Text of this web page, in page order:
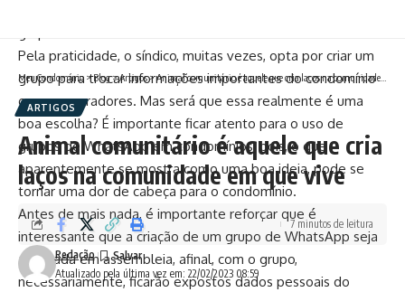
Pela praticidade, o síndico, muitas vezes, opta por criar um
grupo para trocar informações importantes do condomínio
com os moradores. Mas será que essa realmente é uma
boa escolha? É importante ficar atento para o uso de
grupos de WhatsApp em condomínios, pois, o que
aparentemente se mostra como uma boa ideia, pode se
tornar uma dor de cabeça para o condomínio.
Antes de mais nada, é importante reforçar que é
interessante que a criação de um grupo de WhatsApp seja
aprovada em assembleia, afinal, com o grupo,
necessariamente, ficarão expostos dados pessoais do
Meu Condomínio >Blog>Artigos>Animal comunitário é aquele que cria laços na comunidade em que vive
ARTIGOS
Animal comunitário é aquele que cria
laços na comunidade em que vive
Atualizado pela última vez em: 22/02/2023 08:59
Redação
7 minutos de leitura